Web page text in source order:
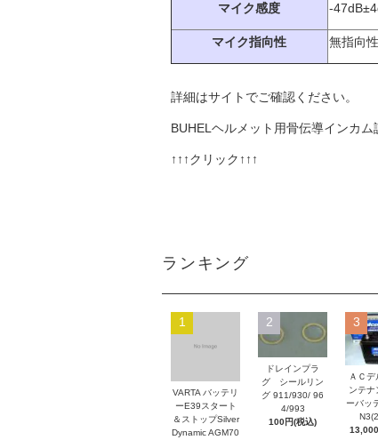
マイク感度 -
マイク指向性 無指向性
詳細はサイトでご確認ください。
BUHELヘルメット用骨伝導インカム
↑↑↑クリック↑↑↑
ランキング
1
VARTA バッテリ
ーE39スタート
＆ストップSilver
Dynamic AGM70
2
ドレインプラ
グ シールリン
グ 911/930/ 96
4/993
100円(税込)
3
ＡＣ
ンテナ
ーバッ